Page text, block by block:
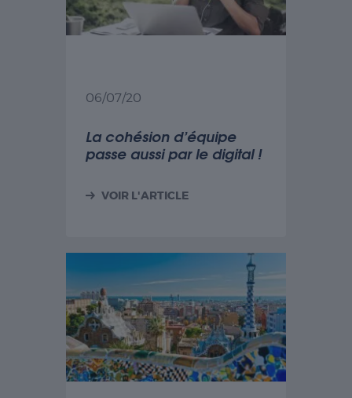
06/07/20
La cohésion d’équipe
passe aussi par le digital !
VOIR L'ARTICLE